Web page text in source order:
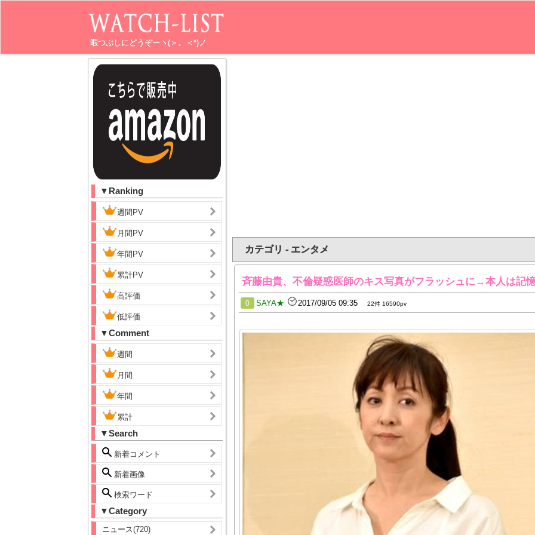
暇つぶしにどうぞーヽ(＞。＜*)ノ
▼Ranking
週間PV
月間PV
年間PV
累計PV
高評価
低評価
▼Comment
週間
月間
年間
累計
▼Search
新着コメント
新着画像
検索ワード
▼Category
ニュース(720)
カテゴリ - エンタメ
斉藤由貴、不倫疑惑医師のキス写真がフラッシュに→本人は記
0 SAYA★ 2017/09/05 09:35 22件 16590pv